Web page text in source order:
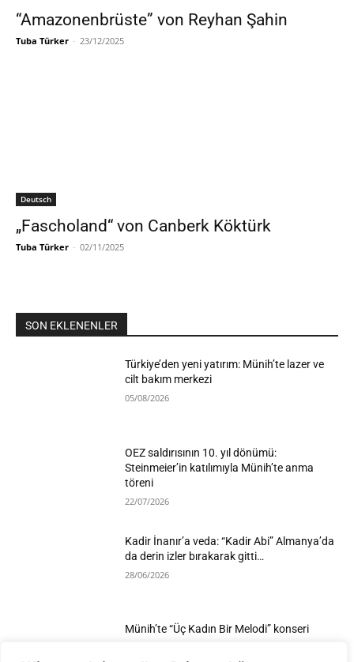
“Amazonenbrüste” von Reyhan Şahin
Tuba Türker - 23/12/2025
Deutsch
„Fascholand“ von Canberk Köktürk
Tuba Türker - 02/11/2025
SON EKLENENLER
Türkiye’den yeni yatırım: Münih’te lazer ve
cilt bakım merkezi
05/08/2026
OEZ saldırısının 10. yıl dönümü:
Steinmeier’in katılımıyla Münih’te anma
töreni
22/07/2026
Kadir İnanır’a veda: “Kadir Abi” Almanya’da
da derin izler bırakarak gitti…
28/06/2026
Münih’te “Üç Kadın Bir Melodi” konseri